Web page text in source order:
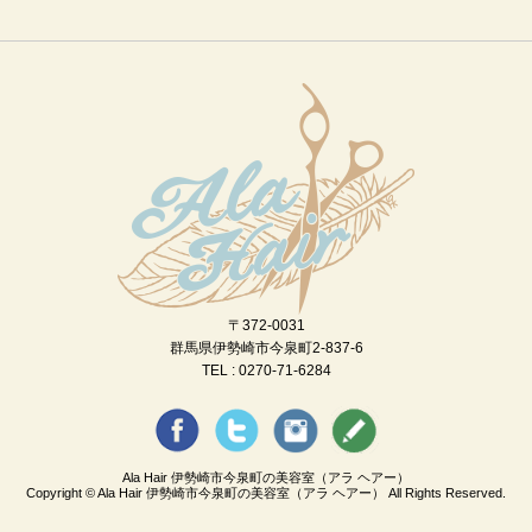
〒372-0031
群馬県伊勢崎市今泉町2-837-6
TEL : 0270-71-6284
Ala Hair 伊勢崎市今泉町の美容室（アラ ヘアー）
Copyright ©Ala Hair 伊勢崎市今泉町の美容室（アラ ヘアー） All Rights Reserved.